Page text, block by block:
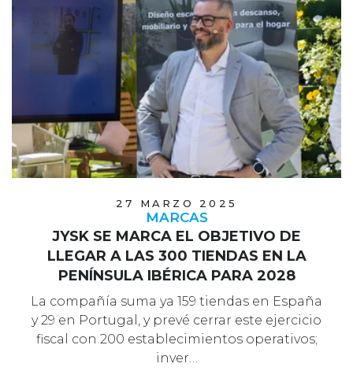
27 MARZO 2025
MARCAS
JYSK SE MARCA EL OBJETIVO DE
LLEGAR A LAS 300 TIENDAS EN LA
PENÍNSULA IBÉRICA PARA 2028
La compañía suma ya 159 tiendas en España
y 29 en Portugal, y prevé cerrar este ejercicio
fiscal con 200 establecimientos operativos;
inver…